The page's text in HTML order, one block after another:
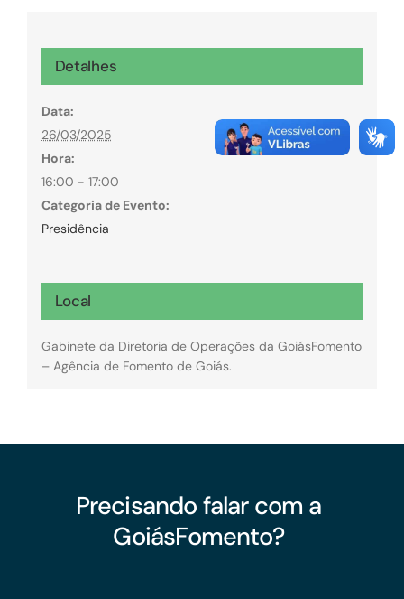
Detalhes
Data:
26/03/2025
Hora:
16:00 - 17:00
Categoria de Evento:
Presidência
Local
Gabinete da Diretoria de Operações da GoiásFomento
– Agência de Fomento de Goiás.
Precisando falar com a
GoiásFomento?